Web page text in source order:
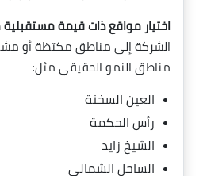
اختيار مواقع ذات قيمة
الشركة إلى مناطق مكتظة أو
مناطق النمو الحقيقي مثل:
العين السخنة
رأس الحكمة
الشيخ زايد
الساحل الشمالي